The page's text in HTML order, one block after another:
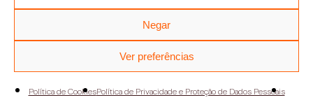
Negar
Ver preferências
Política de CookiesPolítica de Privacidade e Proteção de Dados Pessoais